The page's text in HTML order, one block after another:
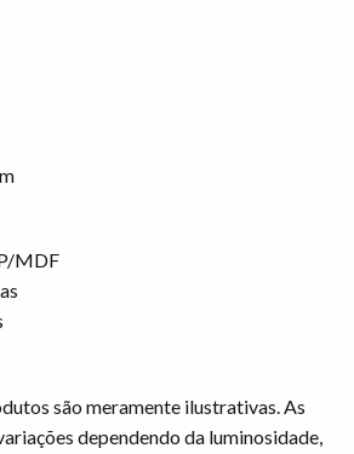
MDF
são meramente ilustrativas. As
dependendo da luminosidade,